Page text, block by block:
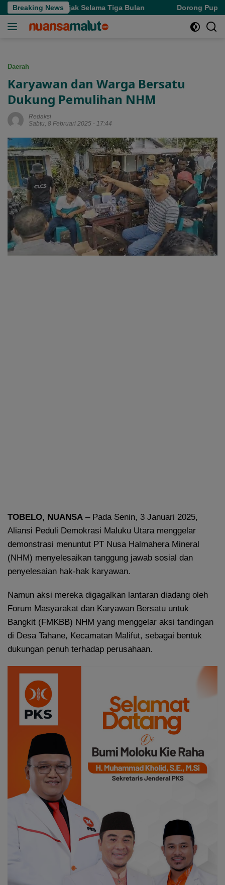
Langsung
ke
Breaking News
Pajak Selama Tiga Bulan Dorong Pupuk
Daerah
Karyawan dan Warga Bersatu
Dukung Pemulihan NHM
Redaksi
Sabtu, 8 Februari 2025 - 17:44
TOBELO, NUANSA – Pada Senin, 3 Januari 2025,
Aliansi Peduli Demokrasi Maluku Utara menggelar
demonstrasi menuntut PT Nusa Halmahera Mineral
(NHM) menyelesaikan tanggung jawab sosial dan
penyelesaian hak-hak karyawan.
Namun aksi mereka digagalkan lantaran diadang oleh
Forum Masyarakat dan Karyawan Bersatu untuk
Bangkit (FMKBB) NHM yang menggelar aksi tandingan
di Desa Tahane, Kecamatan Malifut, sebagai bentuk
dukungan penuh terhadap perusahaan.